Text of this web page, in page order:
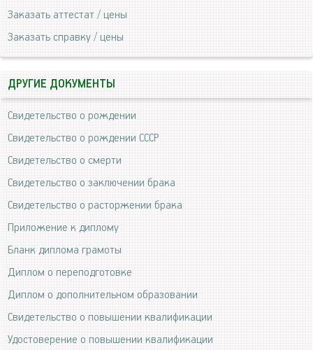
Заказать аттестат / цены
Заказать справку / цены
ДРУГИЕ ДОКУМЕНТЫ
Свидетельство о рождении
Свидетельство о рождении СССР
Свидетельство о смерти
Свидетельство о заключении брака
Свидетельство о расторжении брака
Приложение к диплому
Бланк диплома грамоты
Диплом о переподготовке
Диплом о дополнительном образовании
Свидетельство о повышении квалификации
Удостоверение о повышении квалификации